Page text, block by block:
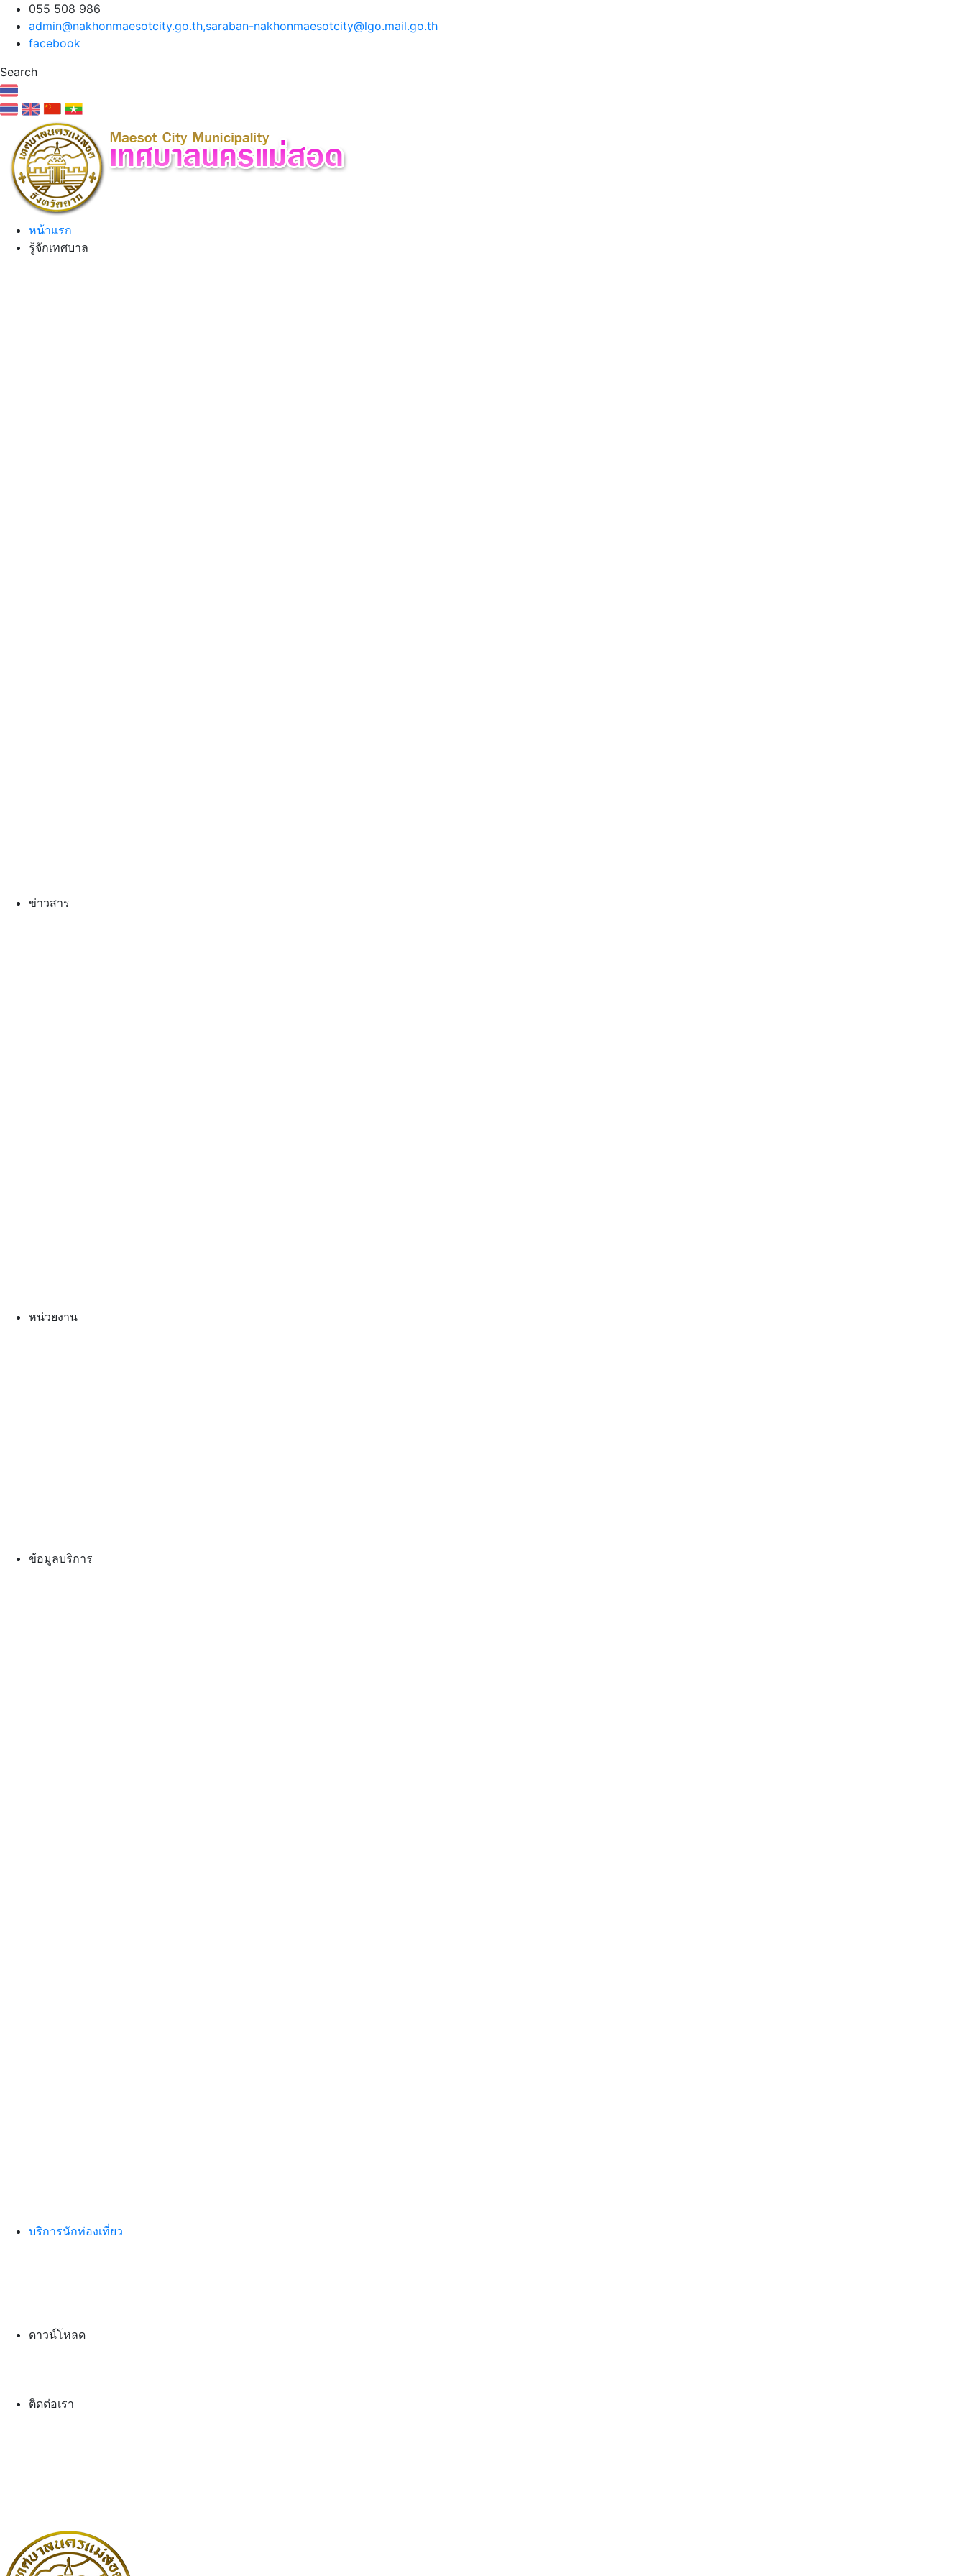
055 508 986
admin@nakhonmaesotcity.go.th,saraban-nakhonmaesotcity@lgo.mail.go.th
facebook
Search
หน้าแรก
รู้จักเทศบาล
ข่าวสาร
หน่วยงาน
ข้อมูลบริการ
บริการนักท่องเที่ยว
ดาวน์โหลด
ติดต่อเรา